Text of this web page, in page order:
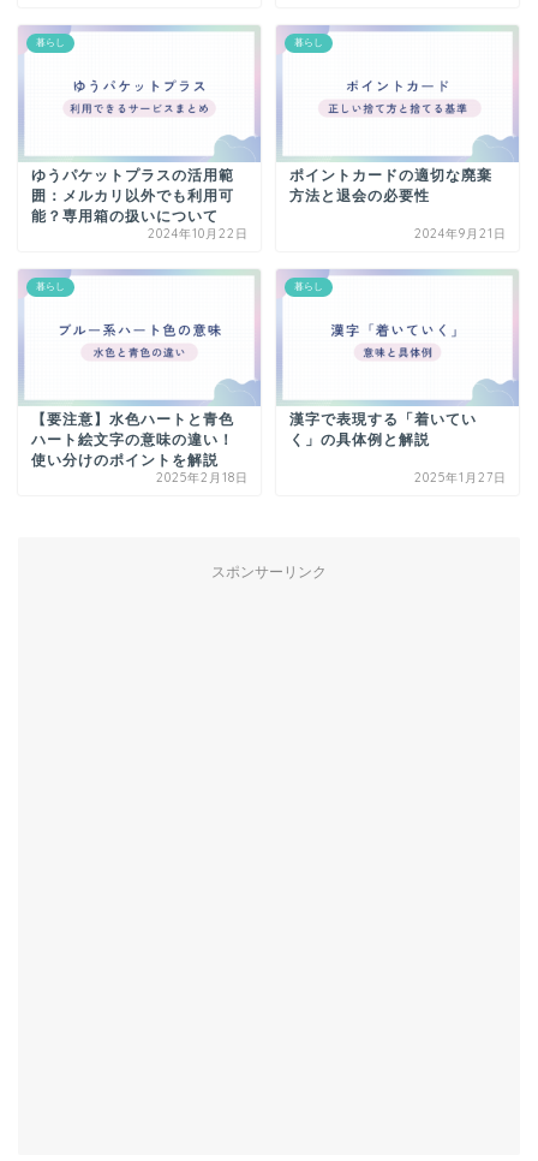
暮らし
ゆうパケットプラスの活用範
囲：メルカリ以外でも利用可
能？専用箱の扱いについて
2024年10月22日
暮らし
ポイントカードの適切な廃棄
方法と退会の必要性
2024年9月21日
暮らし
【要注意】水色ハートと青色
ハート絵文字の意味の違い！
使い分けのポイントを解説
2025年2月18日
暮らし
漢字で表現する「着いてい
く」の具体例と解説
2025年1月27日
スポンサーリンク